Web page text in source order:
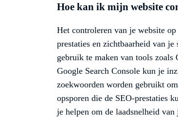
Hoe kan ik mijn website
Het controleren van je website
prestaties en zichtbaarheid van
gebruik te maken van tools zoals
Google Search Console kun je
zoekwoorden worden gebruikt
opsporen die de SEO-prestaties
je helpen om de laadsnelheid